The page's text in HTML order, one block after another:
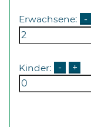
sowie
Öffnungszeiten
Erwachsene: -
Kinder: - +